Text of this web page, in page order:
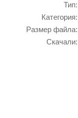
Тип:
Категория:
Размер файла:
Скачали: